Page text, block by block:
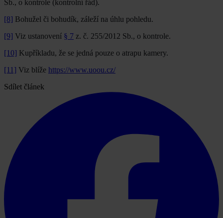
Sb., o kontrole (kontrolní řád).
[8] Bohužel či bohudík, záleží na úhlu pohledu.
[9] Viz ustanovení § 7 z. č. 255/2012 Sb., o kontrole.
[10] Kupříkladu, že se jedná pouze o atrapu kamery.
[11] Viz blíže https://www.uoou.cz/
Sdílet článek